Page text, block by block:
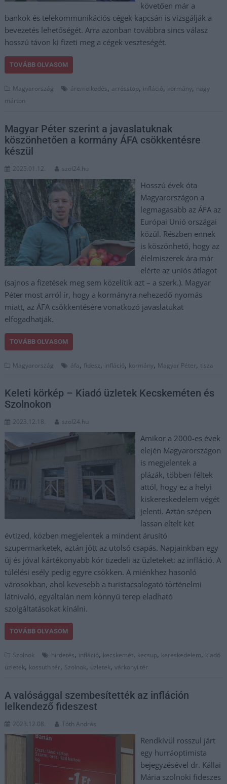
követően már a
bankok és telekommunikációs cégek kapcsán is vizsgálják a
bevezetés lehetőségét. Arra azonban továbbra sincs válasz
hosszú távon ki fizeti meg a cégek veszteségét.
TOVÁBB OLVASOM
Magyarország áremelkedés, arrésstop, infláció, kormány, nagy
márton
Magyar Péter szerint a javaslatuknak
köszönhetően a kormány ÁFA csökkentésre
készül
2025.01.12. szol24.hu
Hosszú évek óta
Magyarországon a
legmagasabb az ÁFA az
Európai Unió országai
közül. Részben ennek
is köszönhető, hogy az
élelmiszerek ára már
elérte az uniós átlagot
(sajnos a fizetések meg sem közelítik azt – a szerk.). Magyar
Péter most arról ír, hogy a kormányra nehezedő nyomás
miatt, az ÁFA csökkentésére vonatkozó javaslatukat
elfogadhatják.
TOVÁBB OLVASOM
Magyarország áfa, fidesz, infláció, kormány, Magyar Péter, tisza
Keleti körkép – Kiadó üzletek Kecskeméten és
Szolnokon
2023.12.18. szol24.hu
Amikor a 2000-es évek
elején Magyarországon
is megjelentek a
plázák, többen féltek
attól, hogy ez a helyi
kiskereskedelem végét
jelenti. Aztán szépen
lassan eltelt két
évtized, közben megjelentek a mindent árusító
szupermarketek, aztán jött az utolsó csapás. Napjainkban egy
új és jóval kártékonyabb kór tizedeli az üzleteket: az infláció. A
túlélési esély pedig egyre csökken. A miénkhez hasonló
városokban, ahol kevesebb a turistacsalogató történelmi
látnivaló, egyáltalán nem könnyű terep eladható
szolgáltatásokat kínálni.
TOVÁBB OLVASOM
Szolnok hirdetés, infláció, kecskemét, kecsup, kereskedelem, kiadó
üzletek, kossuth tér, Szolnok, üzletek,várkonyi tér
A valósággal szembesítették az infláción
lelkendező fideszest
2023.12.08. Tóth András
Rendkívül rosszul járt
egy hurráoptimista
bejegyzésével dr. Kállai
Mária szolnoki fideszes